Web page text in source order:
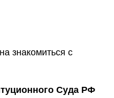
знакомиться с
Суда РФ